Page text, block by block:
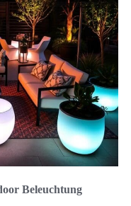
Beleuchtung